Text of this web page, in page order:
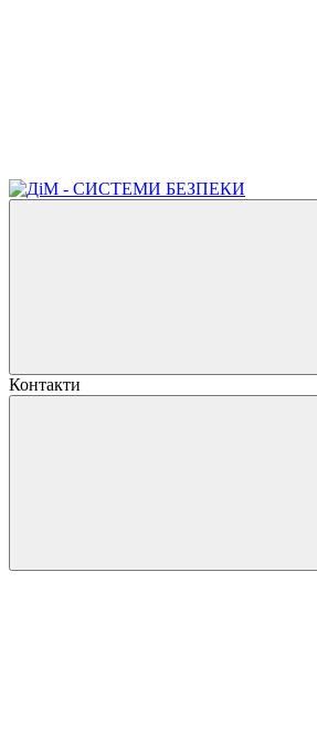
Контакти